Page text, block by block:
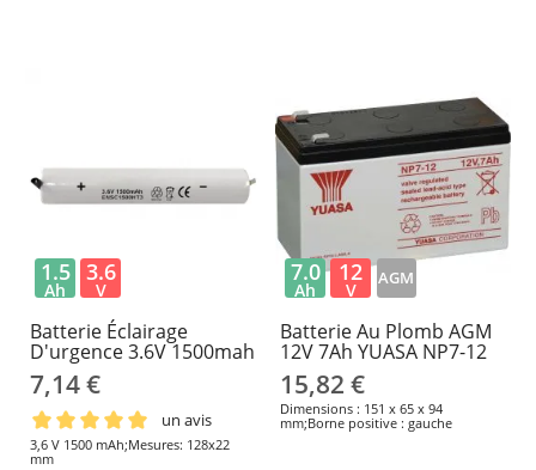
Batterie Éclairage
D'urgence 3.6V 1500mah
7,14 €
un avis
3,6 V 1500 mAh;Mesures: 128x22
mm
1.5
Ah
3.6
V
Batterie Au Plomb AGM
12V 7Ah YUASA NP7-12
15,82 €
Dimensions : 151 x 65 x 94
mm;Borne positive : gauche
7.0
Ah
12
V
AGM